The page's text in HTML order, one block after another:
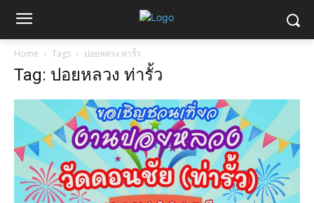
Home Tags ปอยหลวง ท่ารั้ว
Tag: ปอยหลวง ท่ารั้ว